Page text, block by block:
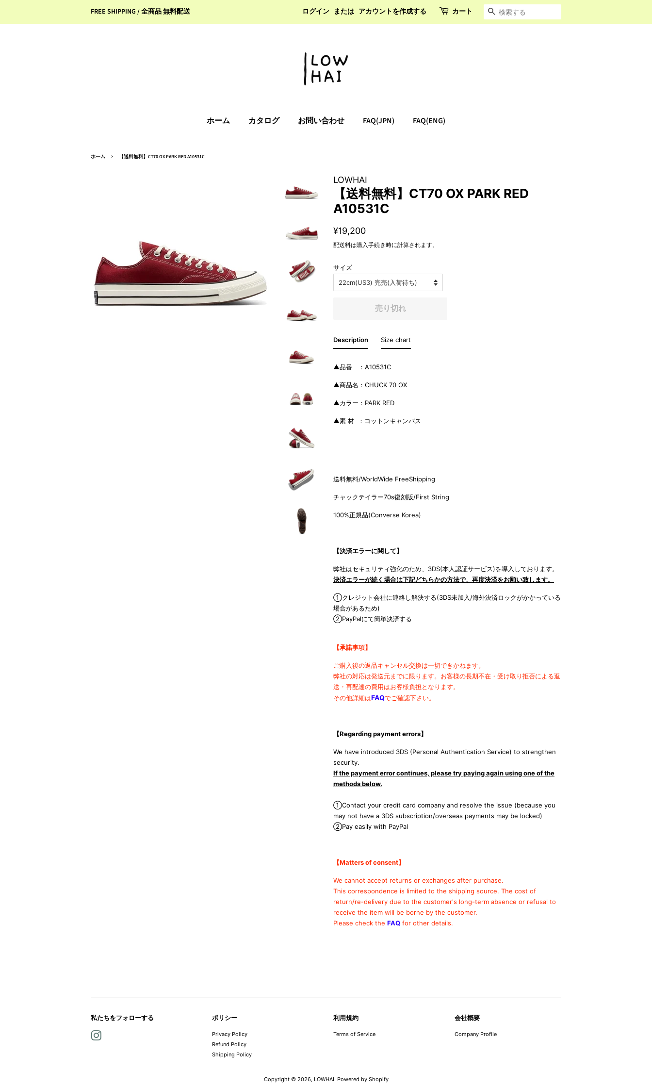
FREE SHIPPING / 全商品 無料配送 ログイン または アカウントを作成する カート 検索する
ホーム カタログ お問い合わせ FAQ(JPN) FAQ(ENG)
ホーム › 【送料無料】CT70 OX PARK RED A10531C
LOWHAI
【送料無料】CT70 OX PARK RED
A10531C
通
価
¥19,200
価
配送料は購入手続き時に計算されます。
サイズ
売り切れ
Description
▲品番 ：A10531C
▲商品名：CHUCK 70 OX
▲カラー：PARK RED
▲素 材 ：コットンキャンバス
送料無料/WorldWide FreeShipping
チャックテイラー70s復刻版/First String
100%正規品(Converse Korea)
【決済エラーに関して】
弊社はセキュリティ強化のため、3DS(本人認証サービス)を導入しております。
決済エラーが続く場合は下記どちらかの方法で、再度決済をお願い致します。
①クレジット会社に連絡し解決する(3DS未加入/海外決済ロックがかかっている
場合があるため)
②PayPalにて簡単決済する
【承諾事項】
ご購入後の返品キャンセル交換は一切できかねます。
弊社の対応は発送元までに限ります。 お客様の長期不在・受け取り拒否による返
送・再配達の費用はお客様負担となります。
その他詳細はFAQでご確認下さい。
【Regarding payment errors】
We have introduced 3DS (Personal Authentication Service) to strengthen
security.
If the payment error continues, please try paying again using one of the
methods below.
①Contact your credit card company and resolve the issue (because you
may not have a 3DS subscription/overseas payments may be locked)
②Pay easily with PayPal
【Matters of consent】
We cannot accept returns or exchanges after purchase.
This correspondence is limited to the shipping source. The cost of
return/re-delivery due to the customer's long-term absence or refusal to
receive the item will be borne by the customer.
Please check the FAQ for other details.
Size chart
私たちをフォローする ポリシー
Privacy Policy
Refund Policy
Shipping Policy
利用規約
Terms of Service
会社概要
Company Profile
Copyright © 2026, LOWHAI. Powered by Shopify